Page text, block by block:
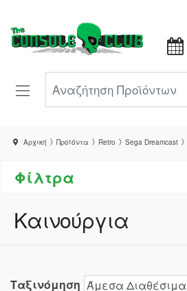
Αρχική Προϊόντα Retro Sega Dreamcast
Φίλτρα
Καινούργια
Ταξινόμηση